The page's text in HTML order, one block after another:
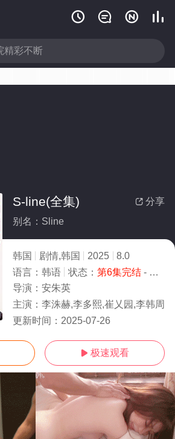
   
 分享
S-line(全集)
别名：Sline
韩国 剧情,韩国 2025
8.0
语言： 韩语 状态： 第6集完结- 免费在线观看
导演： 安朱英
主演： 李洙赫,李多熙,崔乂园,李韩周
更新时间： 2025-07-26
 极速观看